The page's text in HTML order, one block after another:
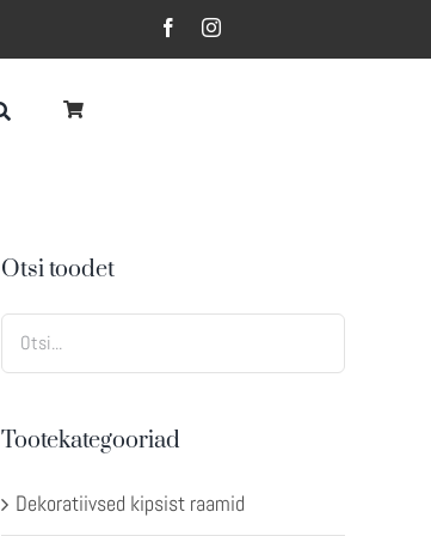
Otsi toodet
Tootekategooriad
Dekoratiivsed kipsist raamid